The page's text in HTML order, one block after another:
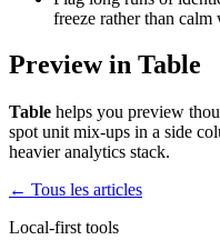
freeze rather than calm
Preview in Table
Table helps you preview
spot unit mix-ups in a side
heavier analytics stack.
← Tous les articles
Local-first tools